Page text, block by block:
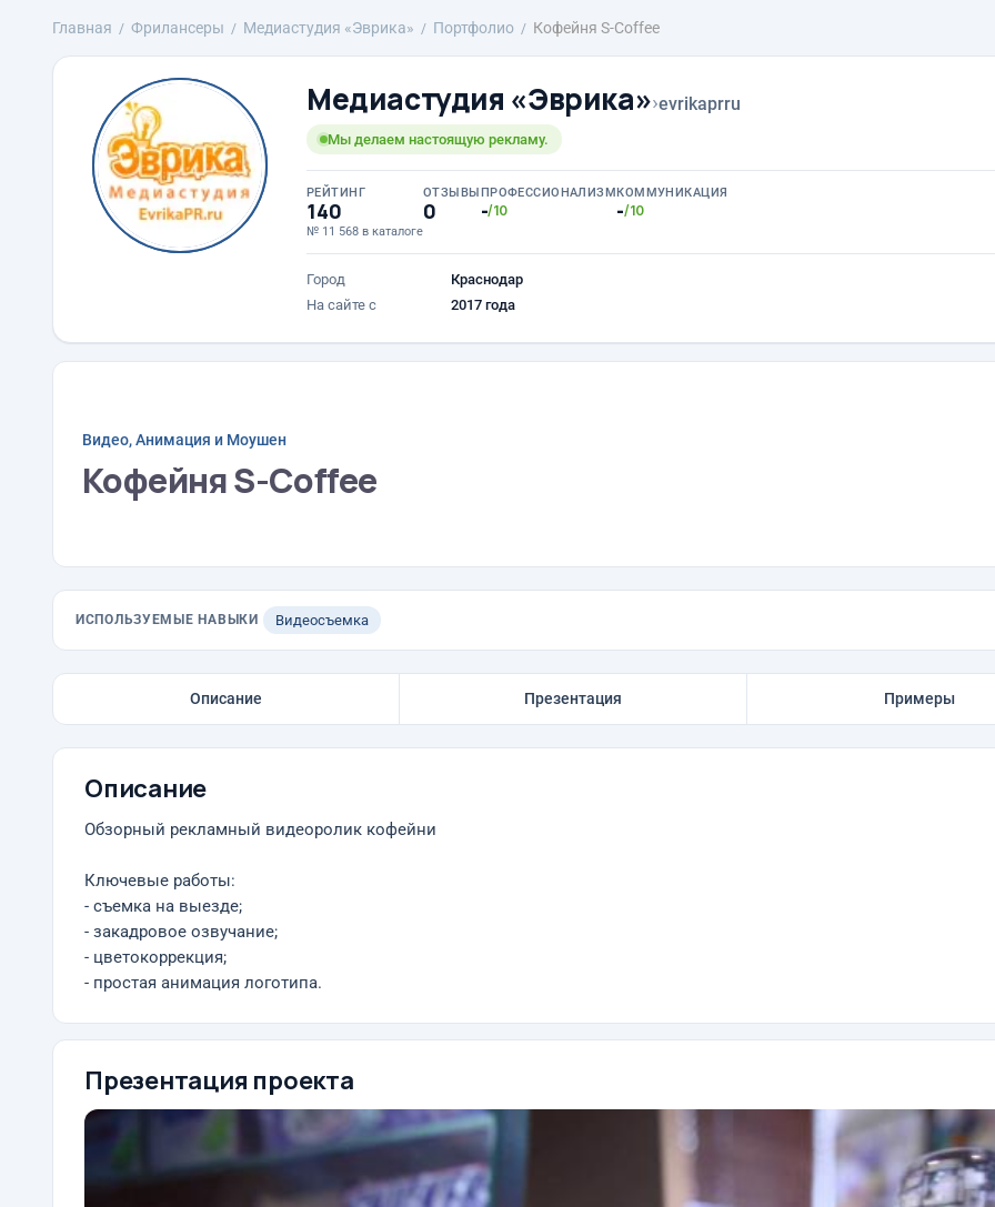
Главная Фрилансеры Медиастудия «Эврика» Портфолио Кофейня S-Coffee
Медиастудия «Эврика»›evrikaprru
Мы делаем настоящую рекламу.
РЕЙТИНГ
140
№ 11 568 в каталоге
ОТЗЫВЫ
0
ПРОФЕССИОНАЛИЗМ
-/10
КОММУНИКАЦИЯ
-/10
Город
Краснодар
На сайте с
2017 года
Видео, Анимация и Моушен
Кофейня S-Coffee
ИСПОЛЬЗУЕМЫЕ НАВЫКИ Видеосъемка
Описание Презентация Примеры
Описание
Обзорный рекламный видеоролик кофейни
Ключевые работы:
- съемка на выезде;
- закадровое озвучание;
- цветокоррекция;
- простая анимация логотипа.
Презентация проекта